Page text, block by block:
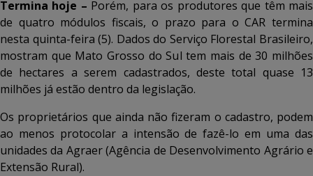
Termina hoje – Porém, para os produtores que têm mais
de quatro módulos fiscais, o prazo para o CAR termina
nesta quinta-feira (5). Dados do Serviço Florestal Brasileiro,
mostram que Mato Grosso do Sul tem mais de 30 milhões
de hectares a serem cadastrados, deste total quase 13
milhões já estão dentro da legislação.
Os proprietários que ainda não fizeram o cadastro, podem
ao menos protocolar a intensão de fazê-lo em uma das
unidades da Agraer (Agência de Desenvolvimento Agrário e
Extensão Rural).